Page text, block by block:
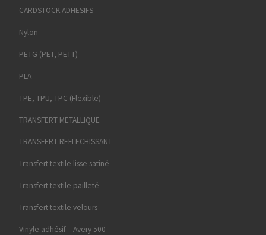
CARDSTOCK ADHESIFS
Nylon
PETG (PET, PETT)
PLA
TPE, TPU, TPC (Flexible)
TRANSFERT METALLIQUE
TRANSFERT REFLECHISSANT
Transfert textile lisse satiné
Transfert textile pailleté
Transfert textile velours
Vinyle adhésif – Avery 500